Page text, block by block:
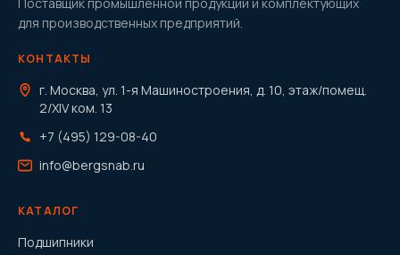
для производственных предприятий.
КАТАЛОГ
Подшипники
КОНТАКТЫ
г. Москва, ул. 1-я Машиностроения, д. 10, этаж/помещ.
2/XIV ком. 13
+7 (495) 129-08-40
info@bergsnab.ru